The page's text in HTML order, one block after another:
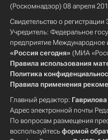
(Роскомнадзор) 08 апреля
Свидетельство о
Учредитель: Федеральное
предприятие Международное
«Россия сегодня» (МИА
Правила использования
Политика
Правила применения
Главный редактор:
Адрес электронной почты
По вопросам размещения
воспользуйтесьформой